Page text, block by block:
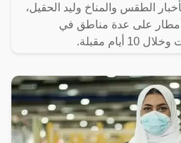
الطقس والمناخ وليد الحقيل،
أمطار على عدة مناطق في
مقبلة.